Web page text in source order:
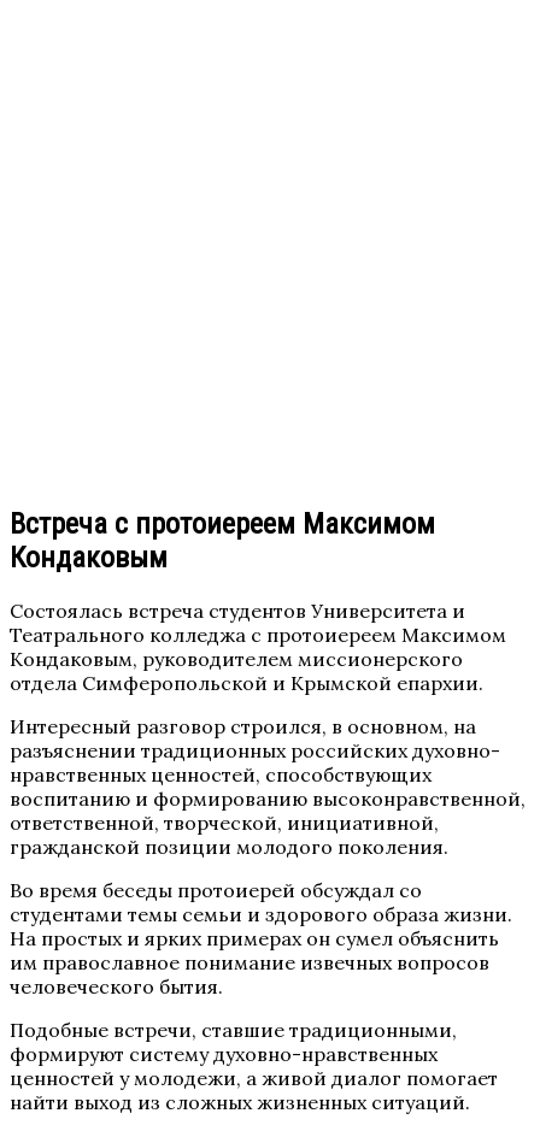
Встреча с протоиереем Максимом
Кондаковым
Состоялась встреча студентов Университета и
Театрального колледжа с протоиереем Максимом
Кондаковым, руководителем миссионерского
отдела Симферопольской и Крымской епархии.
Интересный разговор строился, в основном, на
разъяснении традиционных российских духовно-
нравственных ценностей, способствующих
воспитанию и формированию высоконравственной,
ответственной, творческой, инициативной,
гражданской позиции молодого поколения.
Во время беседы протоиерей обсуждал со
студентами темы семьи и здорового образа жизни.
На простых и ярких примерах он сумел объяснить
им православное понимание извечных вопросов
человеческого бытия.
Подобные встречи, ставшие традиционными,
формируют систему духовно-нравственных
ценностей у молодежи, а живой диалог помогает
найти выход из сложных жизненных ситуаций.